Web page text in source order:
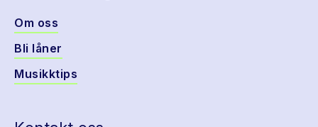
Om oss
Bli låner
Musikktips